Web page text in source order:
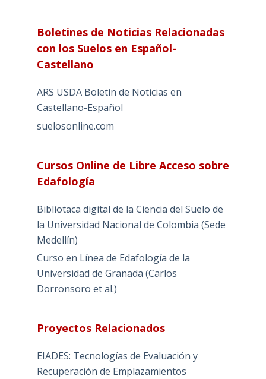
Boletines de Noticias Relacionadas
con los Suelos en Español-
Castellano
ARS USDA Boletín de Noticias en
Castellano-Español
suelosonline.com
Cursos Online de Libre Acceso sobre
Edafología
Bibliotaca digital de la Ciencia del Suelo de
la Universidad Nacional de Colombia (Sede
Medellín)
Curso en Línea de Edafología de la
Universidad de Granada (Carlos
Dorronsoro et al.)
Proyectos Relacionados
EIADES: Tecnologías de Evaluación y
Recuperación de Emplazamientos